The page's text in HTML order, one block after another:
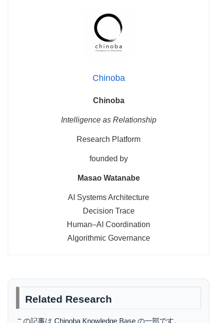
Chinoba
Chinoba
Intelligence as Relationship
Research Platform
founded by
Masao Watanabe
AI Systems Architecture
Decision Trace
Human–AI Coordination
Algorithmic Governance
Related Research
この記事は Chinoba Knowledge Base の一部です。